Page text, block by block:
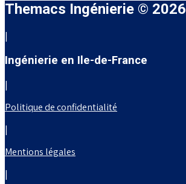
Themacs Ingénierie © 2026
|
Ingénierie en Ile-de-France
|
Politique de confidentialité
|
Mentions légales
|